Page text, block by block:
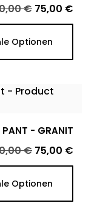
€ Preis
75,00 €
Optionen
PANT - GRANIT
€ Preis
75,00 €
Optionen